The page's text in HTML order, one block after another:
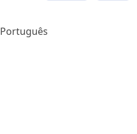
Português